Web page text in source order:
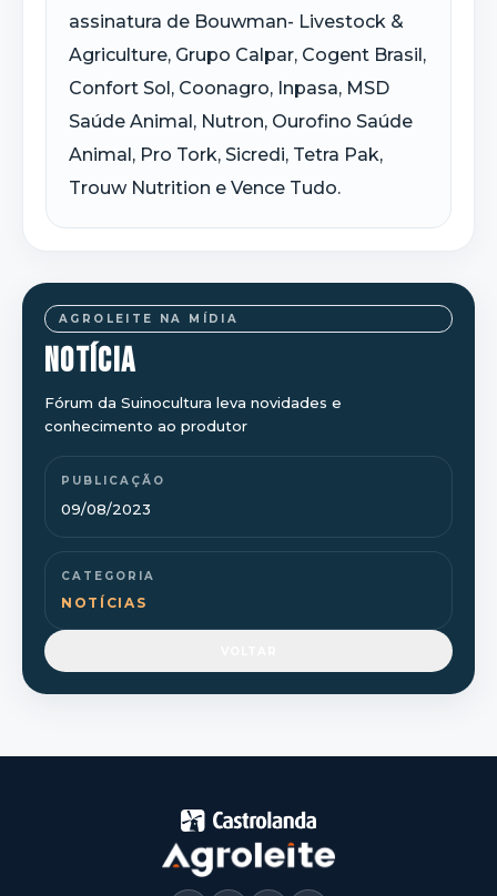
AGROLEITE NA MÍDIA
NOTÍCIA
Fórum da Suinocultura leva novidades e
conhecimento ao produtor
PUBLICAÇÃO
09/08/2023
CATEGORIA
NOTÍCIAS
assinatura de Bouwman- Livestock &
Agriculture, Grupo Calpar, Cogent Brasil,
Confort Sol, Coonagro, Inpasa, MSD
Saúde Animal, Nutron, Ourofino Saúde
Animal, Pro Tork, Sicredi, Tetra Pak,
Trouw Nutrition e Vence Tudo.